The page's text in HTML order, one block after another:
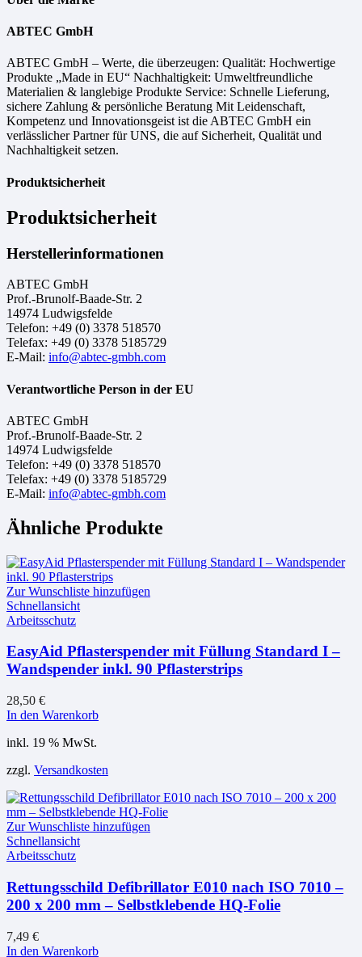
ABTEC GmbH
ABTEC GmbH – Werte, die überzeugen: Qualität: Hochwertige
Produkte „Made in EU“ Nachhaltigkeit: Umweltfreundliche
Materialien & langlebige Produkte Service: Schnelle Lieferung,
sichere Zahlung & persönliche Beratung Mit Leidenschaft,
Kompetenz und Innovationsgeist ist die ABTEC GmbH ein
verlässlicher Partner für UNS, die auf Sicherheit, Qualität und
Nachhaltigkeit setzen.
Produktsicherheit
Produktsicherheit
Herstellerinformationen
ABTEC GmbH
Prof.-Brunolf-Baade-Str. 2
14974 Ludwigsfelde
Telefon: +49 (0) 3378 518570
Telefax: +49 (0) 3378 5185729
E-Mail: info@abtec-gmbh.com
Verantwortliche Person in der EU
ABTEC GmbH
Prof.-Brunolf-Baade-Str. 2
14974 Ludwigsfelde
Telefon: +49 (0) 3378 518570
Telefax: +49 (0) 3378 5185729
E-Mail: info@abtec-gmbh.com
Ähnliche Produkte
Zur Wunschliste hinzufügen
Schnellansicht
Arbeitsschutz
EasyAid Pflasterspender mit Füllung Standard I –
Wandspender inkl. 90 Pflasterstrips
28,50 €
In den Warenkorb
inkl. 19 % MwSt.
zzgl. Versandkosten
Zur Wunschliste hinzufügen
Schnellansicht
Arbeitsschutz
Rettungsschild Defibrillator E010 nach ISO 7010 –
200 x 200 mm – Selbstklebende HQ-Folie
7,49 €
In den Warenkorb